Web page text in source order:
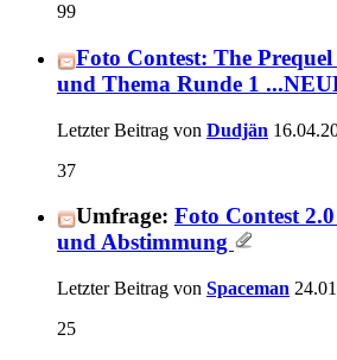
99
Foto Contest: The Prequel
und Thema Runde 1
Letzter Beitrag von Dudjän
37
Umfrage: Foto Contest
und Abstimmung
Letzter Beitrag von Spaceman
25